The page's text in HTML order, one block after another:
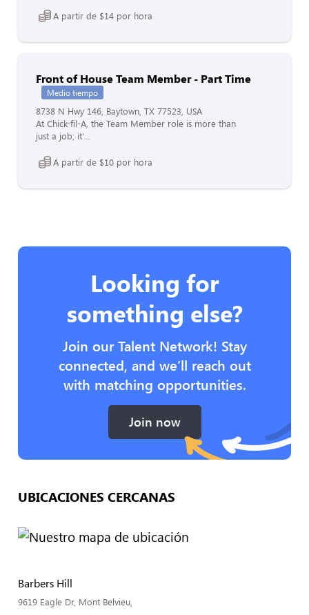
A partir de $14 por hora
Front of House Team Member - Part Time
Medio tiempo
8738 N Hwy 146, Baytown, TX 77523, USA
At Chick-fil-A, the Team Member role is more than
just a job; it'...
A partir de $10 por hora
Looking for
something else?
Join our Talent Network! Stay
connected, and we’ll reach out
with matching opportunities.
Join now
UBICACIONES CERCANAS
Barbers Hill
9619 Eagle Dr, Mont Belvieu,